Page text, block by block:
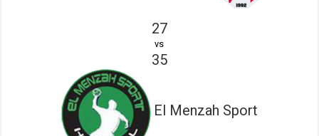
27
vs
35
El Menzah Sport